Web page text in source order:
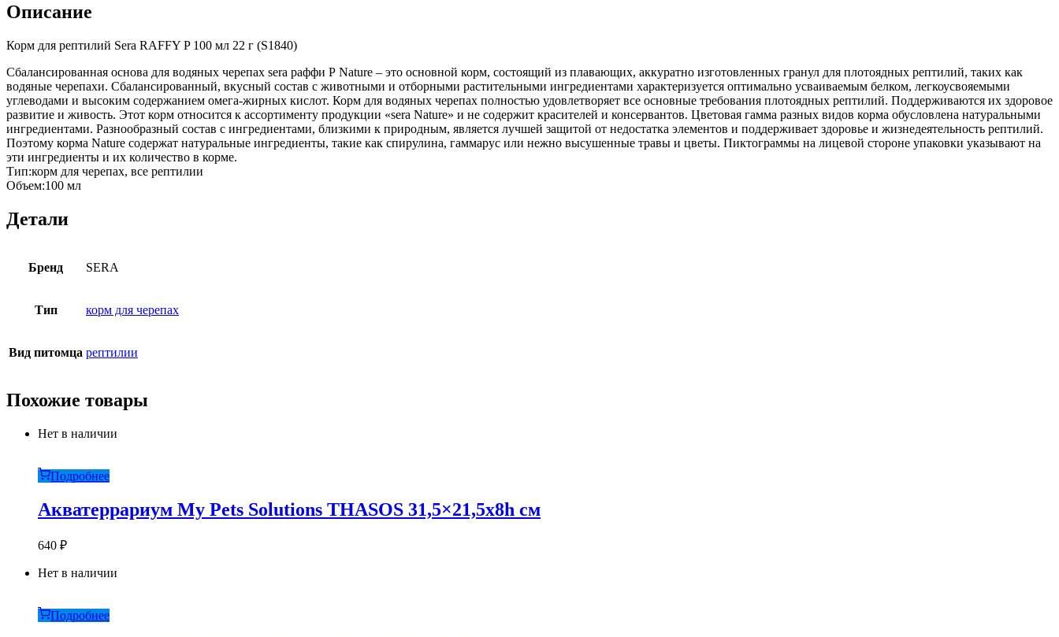
Описание
Корм для рептилий Sera RAFFY P 100 мл 22 г (S1840)
Сбалансированная основа для водяных черепах sera раффи Р Nature – это основной корм, состоящий из плавающих, аккуратно изготовленных гранул для плотоядных рептилий, таких как
водяные черепахи. Сбалансированный, вкусный состав с животными и отборными растительными ингредиентами характеризуется оптимально усваиваемым белком, легкоусвояемыми
углеводами и высоким содержанием омега-жирных кислот. Корм для водяных черепах полностью удовлетворяет все основные требования плотоядных рептилий. Поддерживаются их здоровое
развитие и живость. Этот корм относится к ассортименту продукции «sera Nature» и не содержит красителей и консервантов. Цветовая гамма разных видов корма обусловлена натуральными
ингредиентами. Разнообразный состав с ингредиентами, близкими к природным, является лучшей защитой от недостатка элементов и поддерживает здоровье и жизнедеятельность рептилий.
Поэтому корма Nature содержат натуральные ингредиенты, такие как спирулина, гаммарус или нежно высушенные травы и цветы. Пиктограммы на лицевой стороне упаковки указывают на
эти ингредиенты и их количество в корме.
Тип:корм для черепах, все рептилии
Объем:100 мл
Детали
Бренд SERA
Тип корм для черепах
Вид питомца рептилии
Похожие товары
Нет в наличии
Подробнее
Акватеррариум My Pets Solutions THASOS 31,5×21,5x8h см
640 ₽
Нет в наличии
Подробнее